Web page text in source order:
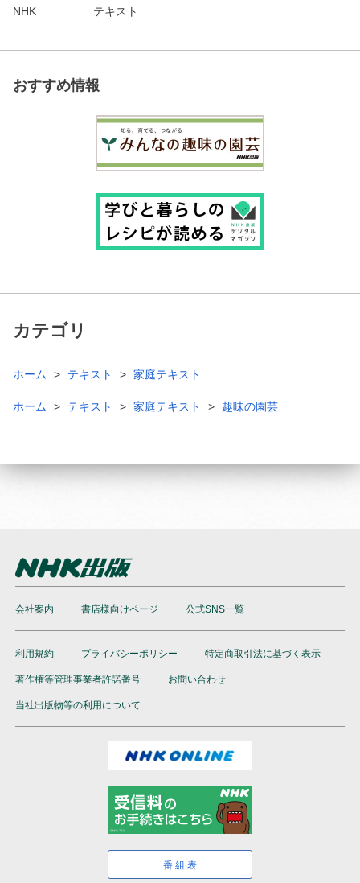
NHK
テキスト
おすすめ情報
カテゴリ
ホーム テキスト 家庭テキスト
ホーム テキスト 家庭テキスト 趣味の園芸
会社案内 書店様向けページ 公式SNS一覧
利用規約 プライバシーポリシー 特定商取引法に基づく表示
著作権等管理事業者許諾番号 お問い合わせ
当社出版物等の利用について
番組表